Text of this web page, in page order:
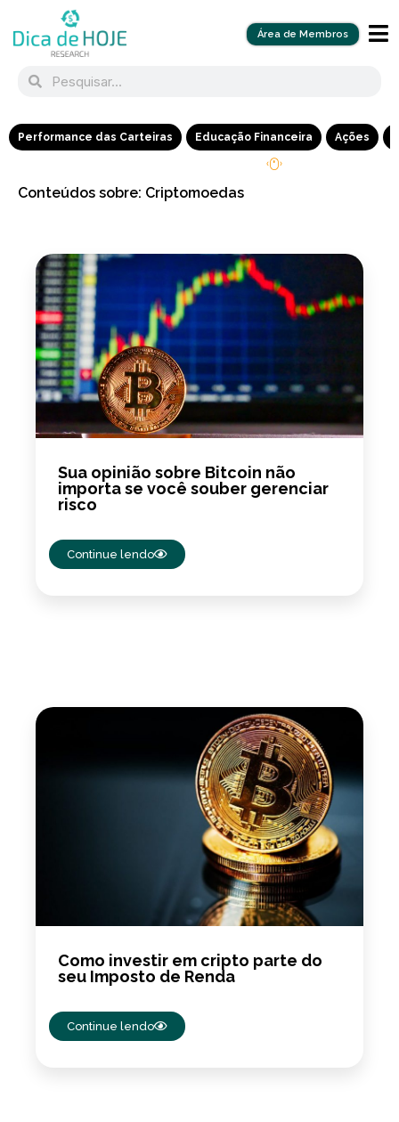
Área de Membros
Performance das Carteiras Educação Financeira Ações
Conteúdos sobre: Criptomoedas
Sua opinião sobre Bitcoin não
importa se você souber gerenciar
risco
Continue lendo
Como investir em cripto parte do
seu Imposto de Renda
Continue lendo